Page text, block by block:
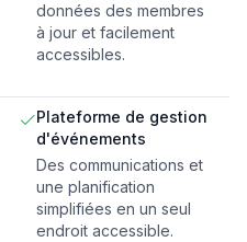
données des membres
à jour et facilement
accessibles.
Plateforme de gestion
d'événements
Des communications et
une planification
simplifiées en un seul
endroit accessible.